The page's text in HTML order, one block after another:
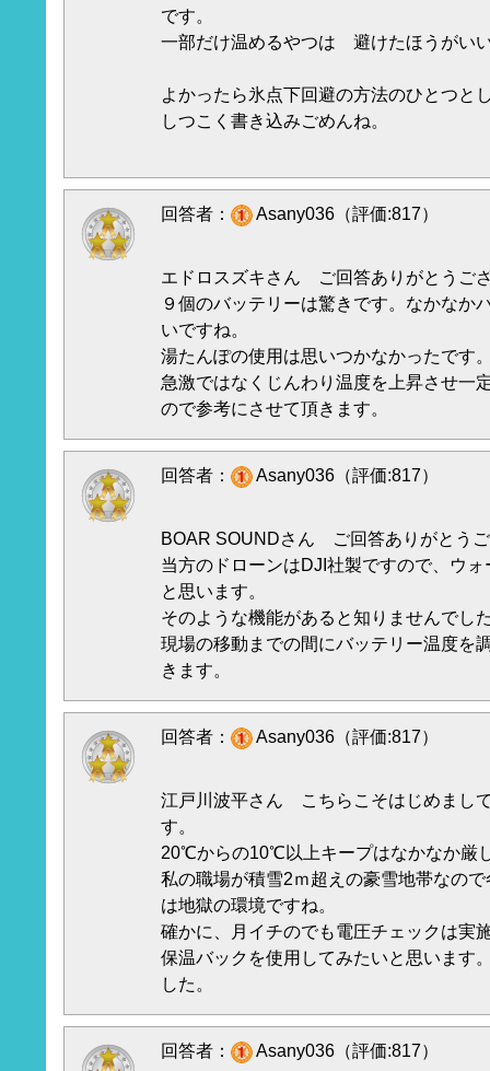
です。
一部だけ温めるやつは 避けたほうがい
よかったら氷点下回避の方法のひとつと
しつこく書き込みごめんね。
回答者： Asany036（評価:817）
エドロスズキさん ご回答ありがとうご
９個のバッテリーは驚きです。なかなか
いですね。
湯たんぽの使用は思いつかなかったです
急激ではなくじんわり温度を上昇させ一
ので参考にさせて頂きます。
回答者： Asany036（評価:817）
BOAR SOUNDさん ご回答ありがとう
当方のドローンはDJI社製ですので、ウ
と思います。
そのような機能があると知りませんでし
現場の移動までの間にバッテリー温度を
きます。
回答者： Asany036（評価:817）
江戸川波平さん こちらこそはじめまし
す。
20℃からの10℃以上キープはなかなか厳
私の職場が積雪2ｍ超えの豪雪地帯なの
は地獄の環境ですね。
確かに、月イチのでも電圧チェックは実
保温バックを使用してみたいと思います
した。
回答者： Asany036（評価:817）